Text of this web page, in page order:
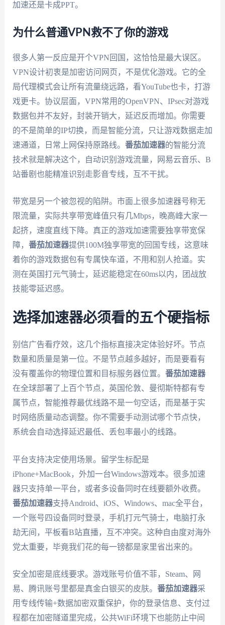
加速还是卡成PPT。
为什么普通VPN救不了你的游戏
很多人第一反应是开个VPN回国，这恰恰是最大误区。
VPN设计初衷是加密访问网页，不是优化游戏。它的全
局代理模式会让所有流量绕远路，看YouTube也卡，打游
戏更卡。协议层面，VPN常用的OpenVPN、IPsec对游戏
数据包并不友好，封装开销大，延迟反而增加。你需要
的不是简单的IP切换，而是智能分流，只让游戏数据走加
速通道，日常上网保持原路线。 番茄加速器的智能分流
技术就是解决这个，自动识别游戏流量，网易云音乐、B
站番剧也能精准识别走影音专线，互不干扰。
带宽是另一个被忽视的陷阱。市面上很多加速器号称无
限流量，实际共享带宽峰值只有几Mbps，晚高峰大家一
起挤，速度直线下降。真正的游戏加速需要独享带宽保
障， 番茄加速器提供100M独享带宽的回国专线，这意味
着你的游戏数据包有专属快车道，不用和别人抢道。实
测在英国打元气骑士，延迟能稳定在60ms以内，团战放
技能零延迟感。
选择加速器必须看的五个硬指标
别信广告看疗效，这几个指标直接决定体验好坏。节点
数量和质量是第一位。不是节点越多越好，而是要看有
没有覆盖你的物理位置和目标服务器位置。 番茄加速器
在全球部署了上百个节点，英国伦敦、曼彻斯特都有专
属节点，智能推荐最优线路不是一句空话，而是基于实
时网络质量动态调整。你不需要手动测试哪个节点快，
系统会自动选择延迟最低、丢包率最小的线路。
平台支持决定使用场景。留学生标配是
iPhone+MacBook，外加一台Windows游戏本。很多加速
器只支持单一平台，或者多设备同时在线要额外收费。
番茄加速器支持Android、iOS、Windows、mac全平台，
一个账号四设备同时登录，手机打元气骑士，电脑打永
劫无间，平板看B站直播，互不冲突。这种自由度对海外
党太重要，毕竟我们花的每一镑都是家里省出来的。
安全加密是底线要求。游戏账号价值不菲，Steam、网
易、腾讯账号里都是真金白银买的皮肤。 番茄加速器采
用专线传输+数据加密双重保护，你的登录信息、支付过
程都在加密隧道里完成，公共WiFi环境下也能防止中间